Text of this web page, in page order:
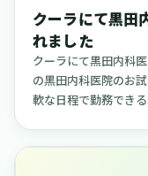
クーラにて黒田
れました
クーラにて黒田内科
の黒田内科医院のお
軟な日程で勤務でき